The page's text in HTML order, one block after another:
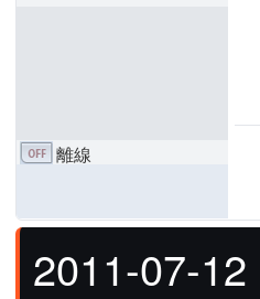
離線
2011-07-